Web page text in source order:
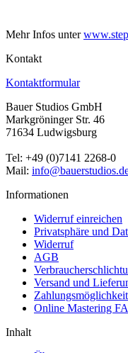
Mehr Infos unter
Kontakt
Kontaktformular
Bauer Studios GmbH
Markgröninger Str. 46
71634 Ludwigsburg
Tel: +49 (0)7141 2268-0
Mail:
Informationen
Widerruf einreichen
Privatsphäre und
Widerruf
AGB
Versand und
Online Mastering
Inhalt